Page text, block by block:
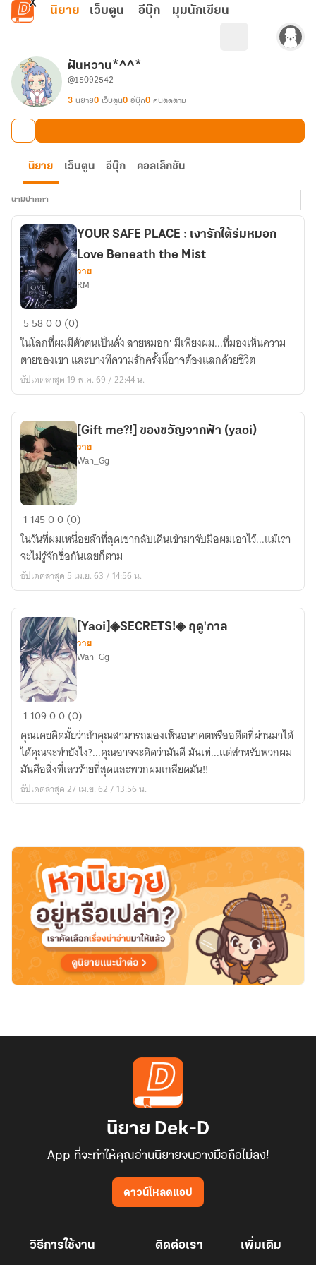
ข้ามไปยังเนื้อหาหลัก
นิยาย เว็บตูน อีบุ๊ก มุมนักเขียน
ฝันหวาน*^^*
@15092542
3 นิยาย0 เว็บตูน0 อีบุ๊ก0 คนติดตาม
นิยาย เว็บตูน อีบุ๊ก คอลเล็กชัน
นามปากกา
YOUR
SAFE
PLACE
:
เงา
ใต้
ร่ม
หมอก
Love
Beneath
the
Mist
YOUR SAFE PLACE : เงารักใต้ร่มหมอก
Love Beneath the Mist
วาย
RM
5 5800 (0)
ในโลกที่ผมมีตัวตนเป็นดั่ง'สายหมอก' มีเพียงผม...ที่มองเห็นความ
ตายของเขา และบางทีความรักครั้งนี้อาจต้องแลกด้วยชีวิต
อัปเดตล่าสุด 19 พ.ค. 69 / 22:44 น.
[Gift
me?!]
ของ
ขวัญ
จาก
(yaoi)
[Gift me?!] ของขวัญจากฟ้า (yaoi)
วาย
Wan_Gg
1 14500 (0)
ในวันที่ผมเหนื่อยล้าที่สุดเขากลับเดินเข้ามาจับมือผมเอาไว้...แม้เรา
จะไม่รู้จักชื่อกันเลยก็ตาม
อัปเดตล่าสุด 5 เม.ย. 63 / 14:56 น.
[Yaoi]◈SECRETS!
ฤดู'กาล
[Yaoi]◈SECRETS!◈ ฤดู'กาล
วาย
Wan_Gg
1 10900 (0)
คุณเคยคิดมั้ยว่าถ้าคุณสามารถมองเห็นอนาคตหรืออดีตที่ผ่านมาได้
ได้คุณจะทำยังไง?...คุณอาจจะคิดว่ามันดี มันเท่...แต่สำหรับพวกผม
มันคือสิ่งที่เลวร้ายที่สุดและพวกผมเกลียดมัน!!
อัปเดตล่าสุด 27 เม.ย. 62 / 13:56 น.
นิยาย Dek-D
App ที่จะทำให้คุณอ่านนิยายจนวางมือถือไม่ลง!
ดาวน์โหลดแอป
วิธีการใช้งาน ติดต่อเรา เพิ่มเติม